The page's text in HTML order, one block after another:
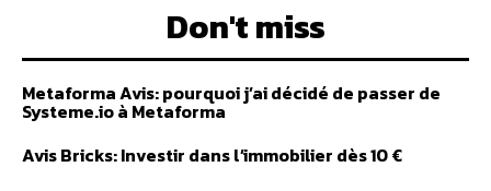
Don't miss
Metaforma Avis: pourquoi j’ai décidé de passer de
Systeme.io à Metaforma
Avis Bricks: Investir dans l’immobilier dès 10 €